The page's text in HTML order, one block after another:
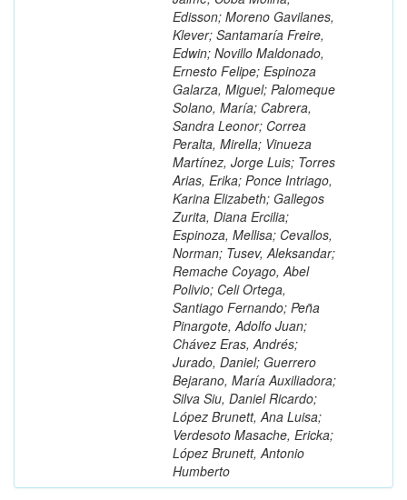
Edisson; Moreno Gavilanes,
Klever; Santamaría Freire,
Edwin; Novillo Maldonado,
Ernesto Felipe; Espinoza
Galarza, Miguel; Palomeque
Solano, María; Cabrera,
Sandra Leonor; Correa
Peralta, Mirella; Vinueza
Martínez, Jorge Luis; Torres
Arias, Erika; Ponce Intriago,
Karina Elizabeth; Gallegos
Zurita, Diana Ercilia;
Espinoza, Mellisa; Cevallos,
Norman; Tusev, Aleksandar;
Remache Coyago, Abel
Polivio; Celi Ortega,
Santiago Fernando; Peña
Pinargote, Adolfo Juan;
Chávez Eras, Andrés;
Jurado, Daniel; Guerrero
Bejarano, María Auxiliadora;
Silva Siu, Daniel Ricardo;
López Brunett, Ana Luisa;
Verdesoto Masache, Ericka;
López Brunett, Antonio
Humberto